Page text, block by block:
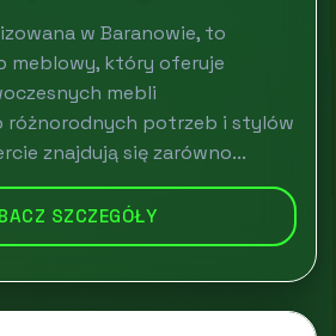
w Baranowie, to
meblowy, który oferuje
mebli
różnorodnych potrzeb i stylów
znajdują się zarówno...
SZCZEGÓŁY